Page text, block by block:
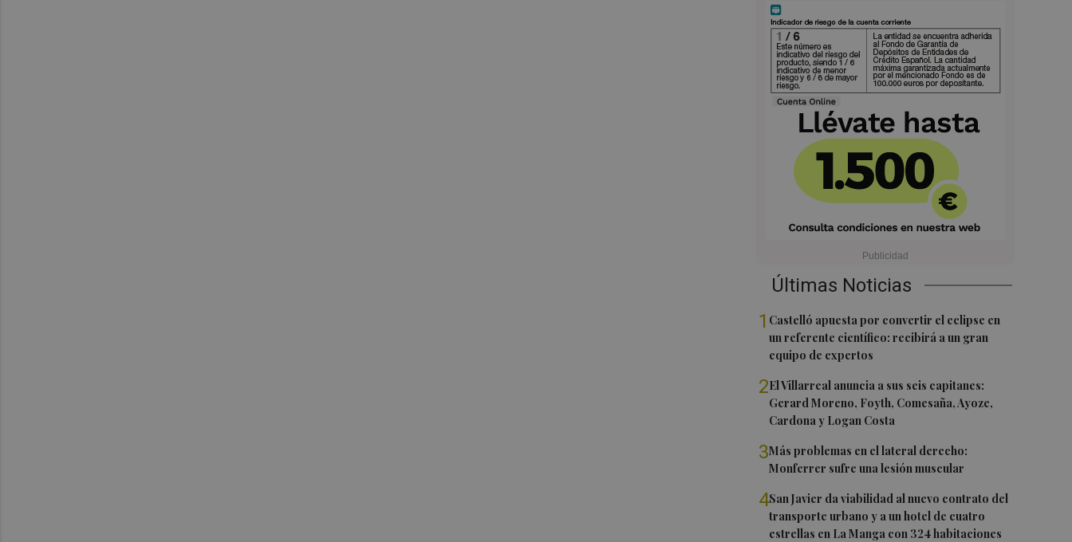
Últimas Noticias
1 Castelló apuesta por convertir el eclipse en
un referente científico: recibirá a un gran
equipo de expertos
2El Villarreal anuncia a sus seis capitanes:
Gerard Moreno, Foyth, Comesaña, Ayoze,
Cardona y Logan Costa
3Más problemas en el lateral derecho:
Monferrer sufre una lesión muscular
4San Javier da viabilidad al nuevo contrato del
transporte urbano y a un hotel de cuatro
estrellas en La Manga con 324 habitaciones